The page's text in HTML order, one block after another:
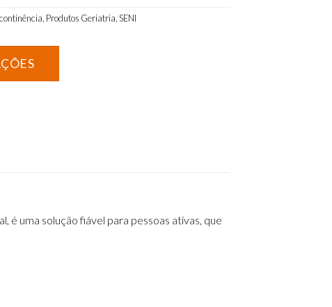
Produtos Geriatria SENI
é uma solução fiável para pessoas ativas, que